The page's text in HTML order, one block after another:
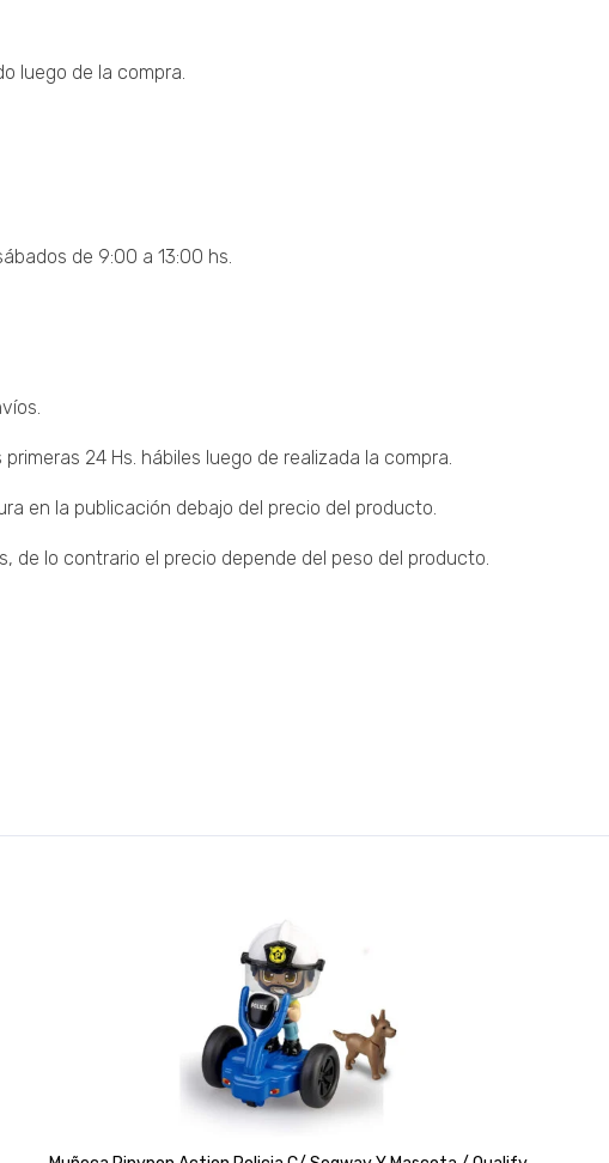
luego de la compra.
de 9:00 a 13:00 hs.
24 Hs. hábiles luego de realizada la compra.
en la publicación debajo del precio del producto.
de lo contrario el precio depende del peso del producto.